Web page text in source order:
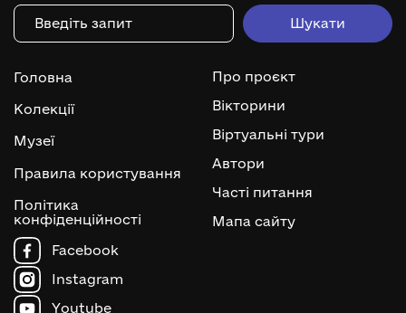
Головна
Колекції
Музеї
Правила користування
Політика
конфіденційності
Про проєкт
Вікторини
Віртуальні тури
Автори
Часті питання
Мапа сайту
Facebook
Instagram
Youtube